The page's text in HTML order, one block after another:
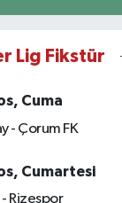
Lig Fikstür
Cuma
- Çorum FK
Cumartesi
Rizespor